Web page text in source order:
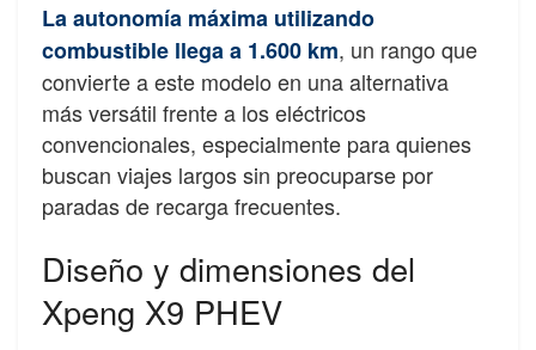
La autonomía máxima utilizando
combustible llega a 1.600 km, un rango que
convierte a este modelo en una alternativa
más versátil frente a los eléctricos
convencionales, especialmente para quienes
buscan viajes largos sin preocuparse por
paradas de recarga frecuentes.
Diseño y dimensiones del
Xpeng X9 PHEV